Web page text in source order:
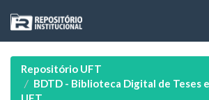
navigation
Repositório UFT
BDTD - Biblioteca Digital de Teses